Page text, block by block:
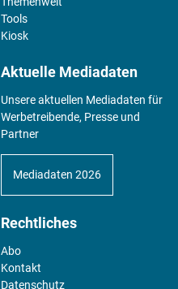
Tools
Kiosk
Aktuelle Mediadaten
Unsere aktuellen Mediadaten für
Werbetreibende, Presse und
Partner
Mediadaten 2026
Rechtliches
Abo
Kontakt
Datenschutz